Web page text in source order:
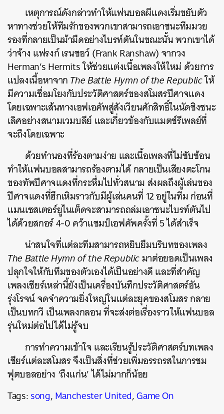
เหตุการณ์ดังกล่าวทำให้แฟนบอลผีแดงเริ่มขยับตัว
หาทางช่วยให้ทีมรักของพวกเขาสามารถเอาชนะทีมมวย
รองที่กลายเป็นม้ามืดอย่างไบรท์ตันในขณะนั้น พวกเขาได้
ว่าจ้าง แฟรงก์ เรนชอว์ (Frank Ranshaw) จากวง
Herman’s Hermits ให้ช่วยแต่งเนื้อเพลงให้ใหม่ ด้วยการ
แปลงเนื้อหาจากThe Battle Hymn of the Republicให้
มีความเชื่อมโยงกับประวัติศาสตร์ของสโมสรปีศาจแดง
โดยเฉพาะเส้นทางเอฟเอคัพสู่สังเวียนศักสิทธิ์ในนัดชิงชนะ
เลิศอย่างสนามเวมบลีย์ และเกี่ยวข้องกับแมตช์รีเพลย์ที่
จะถึงโดยเฉพาะ
ด้วยทำนองที่ร้องตามง่าย และเนื้อเพลงที่ไม่ซับซ้อน
ทำให้แฟนบอลสามารถร้องตามได้ กลายเป็นเสียงตะโกน
ของทัพปีศาจแดงที่กระหึ่มไปทั่วสนาม ส่งผลถึงผู้เล่นของ
ปีศาจแดงที่ฮึกเหิมราวกับมีผู้เล่นคนที่ 12 อยู่ในทีม ก่อนที่
แมนเชสเตอร์ยูไนเต็ดจะสามารถถล่มเอาชนะไบรท์ตันไป
ได้ด้วยสกอร์ 4-0 คว้าแชมป์เอฟคัพครั้งที่ 5 ได้สำเร็จ
น่าสนใจที่แต่ละทีมสามารถหยิบยืมบริบทของเพลง
The Battle Hymn of the Republicมาต่อยอดเป็นเพลง
ปลุกใจให้กับทีมของตัวเองได้เป็นอย่างดี และที่สำคัญ
เพลงเชียร์เหล่านี้ยังเป็นเครื่องบันทึกประวัติศาสตร์อัน
รุ่งโรจน์ จดจำความยิ่งใหญ่ในแต่ละยุคของสโมสร กลาย
เป็นบทกวี เป็นเพลงกลอน ที่จะส่งต่อเรื่องราวให้แฟนบอล
รุ่นใหม่ต่อไปได้ไม่รู้จบ
การทำความเข้าใจ และเรียนรู้ประวัติศาสตร์บทเพลง
เชียร์แต่ละสโมสร จึงเป็นสิ่งที่ช่วยเพิ่มอรรถรสในการชม
ฟุตบอลอย่าง ‘ถึงแก่น’ ได้ไม่มากก็น้อย
Tags:song,Manchester United,Game On